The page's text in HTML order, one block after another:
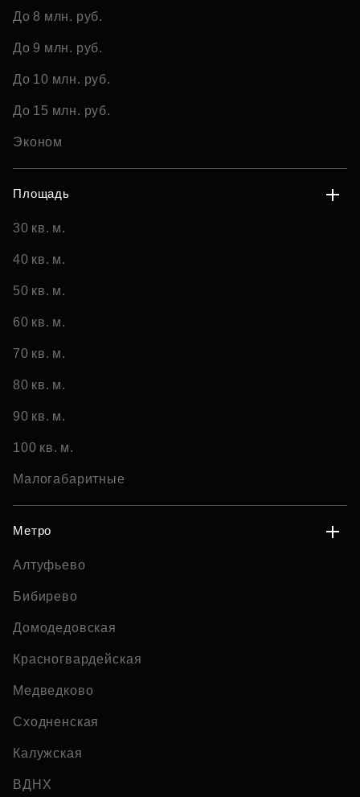
До 8 млн. руб.
До 9 млн. руб.
До 10 млн. руб.
До 15 млн. руб.
Эконом
Площадь
30 кв. м.
40 кв. м.
50 кв. м.
60 кв. м.
70 кв. м.
80 кв. м.
90 кв. м.
100 кв. м.
Малогабаритные
Метро
Алтуфьево
Бибирево
Домодедовская
Красногвардейская
Медведково
Сходненская
Калужская
ВДНХ